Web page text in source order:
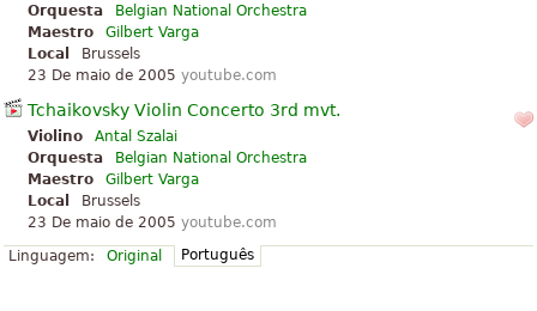
Orquesta
Belgian National Orchestra
Maestro
Gilbert Varga
Local
Brussels
23 De maio de 2005 youtube.com
Tchaikovsky Violin Concerto 3rd mvt.
Violino
Antal Szalai
Orquesta
Belgian National Orchestra
Maestro
Gilbert Varga
Local
Brussels
23 De maio de 2005 youtube.com
Linguagem:
Original Português